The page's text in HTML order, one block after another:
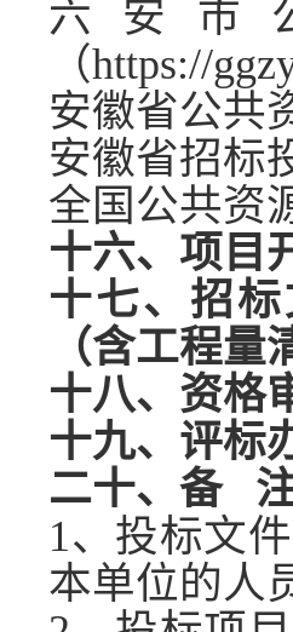
六安市
（https://
安徽省公共
安徽省招标
全国公共资
十六、项目
十七、招
（含工程
十八、资格
十九、评标
二十、备
1、投标文
本单位的人